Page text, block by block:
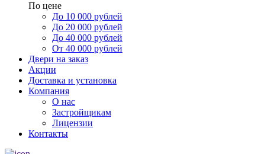
По цене
До 10 000 рублей
До 20 000 рублей
До 40 000 рублей
От 40 000 рублей
Двери на заказ
Акции
Доставка и установка
Компания
О нас
Застройщикам
Лицензии
Контакты